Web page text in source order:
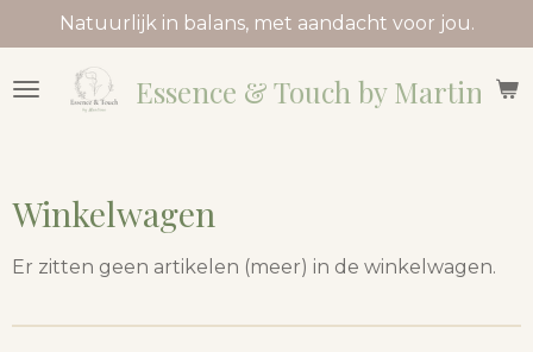
direct
naar
Essence & Touch by Martine
Natuurlijk in balans, met aandacht voor jou.
Winkelwagen
Er zitten geen artikelen (meer) in de winkelwagen.